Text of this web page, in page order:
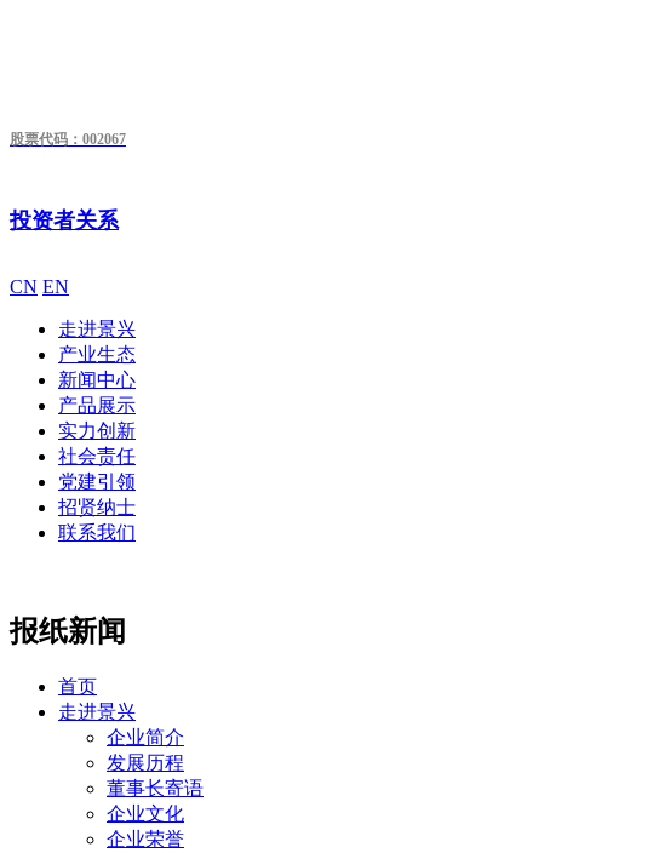
股票代码：002067
投资者关系
CN EN
走进景兴
产业生态
新闻中心
产品展示
实力创新
社会责任
党建引领
招贤纳士
联系我们
报纸新闻
首页
走进景兴
企业简介
发展历程
董事长寄语
企业文化
企业荣誉